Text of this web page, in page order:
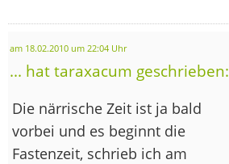
am 18.02.2010 um 22:04 Uhr
... hat taraxacum geschrieben:
Die närrische Zeit ist ja bald
vorbei und es beginnt die
Fastenzeit, schrieb ich am